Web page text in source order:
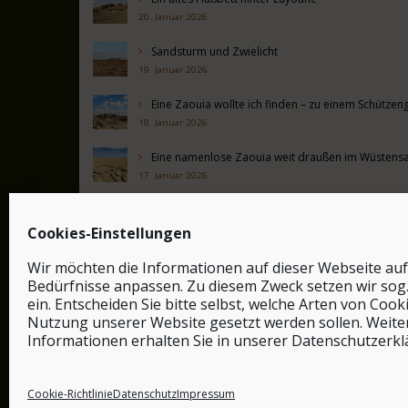
Cookies-Einstellungen
Wir möchten die Informationen auf dieser Webseite
Bedürfnisse anpassen. Zu diesem Zweck setzen wir
ein. Entscheiden Sie bitte selbst, welche Arten von
Nutzung unserer Website gesetzt werden sollen.
Informationen erhalten Sie in unserer
Cookie-RichtlinieDatenschutzImpressum
20. Januar 2026
Sandsturm und Zwielicht
19. Januar 2026
Eine Zaouia wollte ich finden – zu einem
18. Januar 2026
Eine namenlose Zaouia weit draußen im
17. Januar 2026
16. Januar 2026
Sicheldünen nahe Aftisaat
15. Januar 2026
© by safar-reiseblog.de